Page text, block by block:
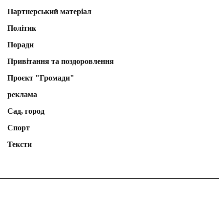
Партнерський матеріал
Політик
Поради
Привітання та поздоровлення
Проєкт "Громади"
реклама
Сад, город
Спорт
Тексти